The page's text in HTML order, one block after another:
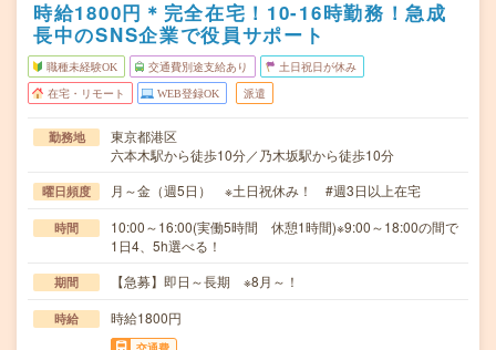
時給1800円＊完全在宅！10-16時勤務！急成
長中のSNS企業で役員サポート
職種未経験OK 交通費別途支給あり 土日祝日が休み
在宅・リモート WEB登録OK 派遣
勤務地
東京都港区
六本木駅から徒歩10分／乃木坂駅から徒歩10分
曜日頻度 月～金（週5日） ※土日祝休み！ #週3日以上在宅
時間
10:00～16:00(実働5時間 休憩1時間)※9:00～18:00の間で
1日4、5h選べる！
期間 【急募】即日～長期 ※8月～！
時給 時給1800円